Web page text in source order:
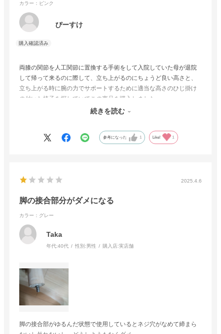
カラー：ピンク
ぴーすけ
両膝の関節を人工関節に置換する手術をして入院していた母が退院
して帰って来るのに際して、立ち上がるのにちょうど良い高さと、
立ち上がる時に腕の力でサポートするために適当な高さのひじ掛け
の付いた椅子を探していてこの商品を購入しました。
立ち上がる時にひじ掛けに体重をかけても安定しており、座り心地
続きを読む
参考になった 1 Like! 1
2025.4.6
脚の接合部分がダメになる
カラー：グレー
Taka
年代:40代 性別:男性 購入店:実店舗
脚の接合部がゆるんだ状態で使用しているとネジ穴がなめて締まら